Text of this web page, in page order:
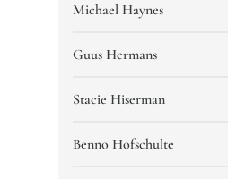
Michael Haynes
Guus Hermans
Stacie Hiserman
Benno Hofschulte